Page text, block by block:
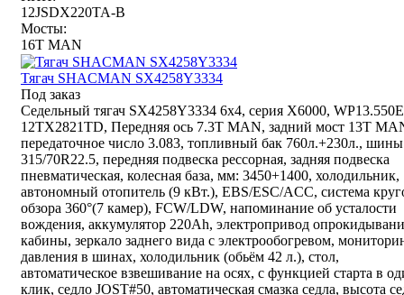
12JSDX220TA-B
Мосты:
16T MAN
Тягач SHACMAN SX4258Y3334
Под заказ
Седельный тягач SX4258Y3334 6x4, серия X6000,
12TX2821TD, Передняя ось 7.3Т MAN, задний мост 13T
передаточное число 3.083, топливный бак 760л.+230л., шины
315/70R22.5, передняя подвеска рессорная, задняя подвеска
пневматическая, колесная база, мм: 3450+1400, холодильник,
автономный отопитель (9 кВт.), EBS/ESC/ACC, система
обзора 360°(7 камер), FCW/LDW, напоминание об усталости
вождения, аккумулятор 220Ah, электропривод
кабины, зеркало заднего вида с электрообогревом,
давления в шинах, холодильник (обьём 42 л.), стол,
автоматическое взвешивание на осях, с функцией старта в
клик, седло JOST#50, автоматическая смазка седла, высота